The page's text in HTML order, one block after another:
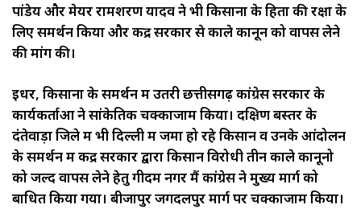
पांडेय और मेयर रामशरण यादव ने भी किसानों के हितों की रक्षा के
लिए समर्थन किया और केंद्र सरकार से काले कानून को वापस लेने
की मांग की।
इधर, किसानों के समर्थन में उतरी छत्तीसगढ़ कांग्रेस सरकार के
कार्यकर्ताओं ने सांकेतिक चक्काजाम किया। दक्षिण बस्तर के
दंतेवाड़ा जिले में भी दिल्ली में जमा हो रहे किसान व उनके आंदोलन
के समर्थन में केंद्र सरकार द्वारा किसान विरोधी तीन काले कानूनो
को जल्द वापस लेने हेतु गीदम नगर मैं कांग्रेस ने मुख्य मार्ग को
बाधित किया गया। बीजापुर जगदलपुर मार्ग पर चक्काजाम किया।